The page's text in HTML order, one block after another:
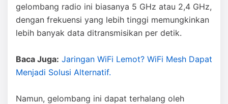
gelombang radio ini biasanya 5 GHz atau 2,4 GHz,
dengan frekuensi yang lebih tinggi memungkinkan
lebih banyak data ditransmisikan per detik.
Baca Juga: Jaringan WiFi Lemot? WiFi Mesh Dapat
Menjadi Solusi Alternatif.
Namun, gelombang ini dapat terhalang oleh